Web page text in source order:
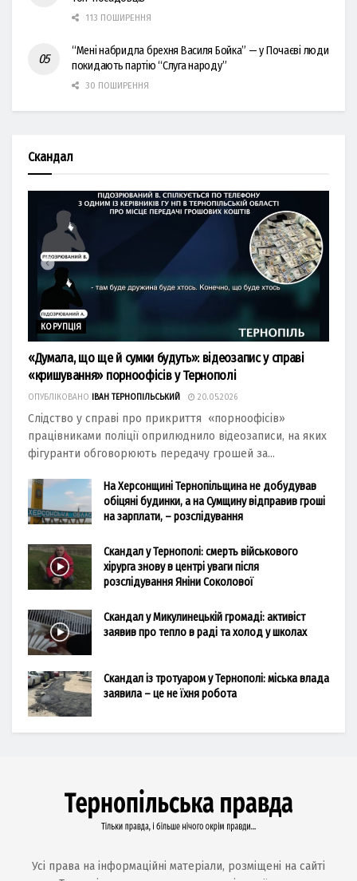
113 ПОШИРЕННЯ
“Мені набридла брехня Василя Бойка” — у Почаєві люди
покидають партію “Слуга народу”
30 ПОШИРЕННЯ
Скандал
КОРУПЦІЯ
«Думала, що ще й сумки будуть»: відеозапис у справі
«кришування» порноофісів у Тернополі
ОПУБЛІКОВАНО ІВАН ТЕРНОПІЛЬСЬКИЙ 20.05.2026
Слідство у справі про прикриття «порноофісів»
працівниками поліції оприлюднило відеозаписи, на яких
фігуранти обговорюють передачу грошей за...
На Херсонщині Тернопільщина не добудував
обіцяні будинки, а на Сумщину відправив гроші
на зарплати, – розслідування
Скандал у Тернополі: смерть військового
хірурга знову в центрі уваги після
розслідування Яніни Соколової
Скандал у Микулинецькій громаді: активіст
заявив про тепло в раді та холод у школах
Скандал із тротуаром у Тернополі: міська влада
заявила – це не їхня робота
Усі права на інформаційні матеріали, розміщені на сайті